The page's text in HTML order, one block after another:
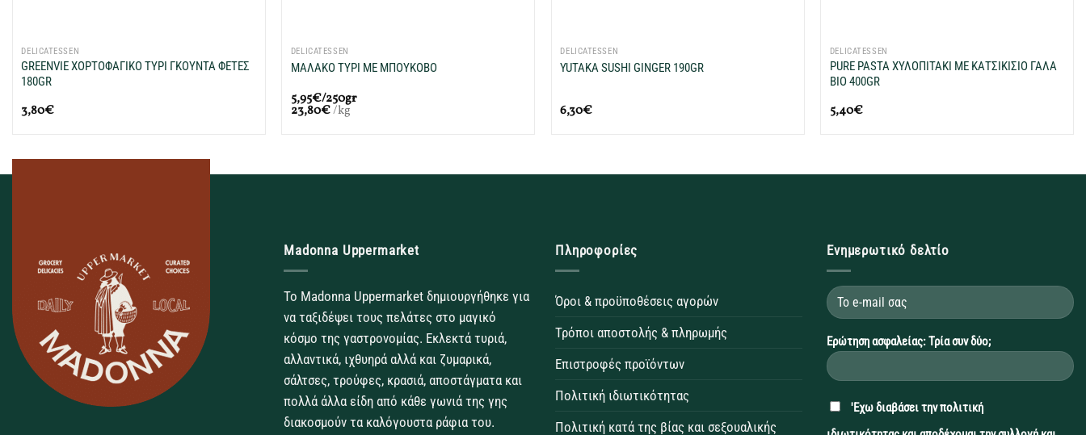
DELICATESSEN
GREENVIE ΧΟΡΤΟΦΑΓΙΚΟ ΤΥΡΙ ΓΚΟΥΝΤΑ ΦΕΤΕΣ
180GR
3,80€
DELICATESSEN
ΜΑΛΑΚΟ ΤΥΡΙ ΜΕ ΜΠΟΥΚΟΒΟ
5,95€/250gr
23,80€/kg
DELICATESSEN
YUTAKA SUSHI GINGER 190GR
6,30€
DELICATESSEN
PURE PASTA ΧΥΛΟΠΙΤΑΚΙ ΜΕ ΚΑΤΣΙΚΙΣΙΟ ΓΑΛΑ
BIO 400GR
5,40€
Madonna Uppermarket
Το Madonna Uppermarket δημιουργήθηκε για
να ταξιδέψει τους πελάτες στο μαγικό
κόσμο της γαστρονομίας. Εκλεκτά τυριά,
αλλαντικά, ιχθυηρά αλλά και ζυμαρικά,
σάλτσες, τρούφες, κρασιά, αποστάγματα και
πολλά άλλα είδη από κάθε γωνιά της γης
διακοσμούν τα καλόγουστα ράφια του.
Πληροφορίες
Όροι & προϋποθέσεις αγορών
Τρόποι αποστολής & πληρωμής
Επιστροφές προϊόντων
Πολιτική ιδιωτικότητας
Πολιτική κατά της βίας και σεξουαλικής
Ενημερωτικό δελτίο
Ερώτηση ασφαλείας: Τρία συν δύο;
'Εχω διαβάσει τηνπολιτική